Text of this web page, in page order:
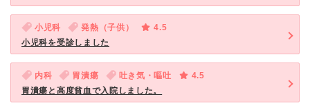
小児科 発熱（子供）
4.5
小児科を受診しました
内科 胃潰瘍 吐き気・嘔吐
4.5
胃潰瘍と高度貧血で入院しました。